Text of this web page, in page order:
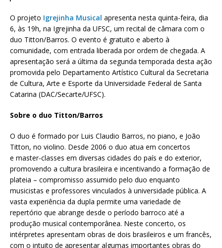
O projeto Igrejinha Musical apresenta nesta quinta-feira, dia
6, às 19h, na Igrejinha da UFSC, um recital de câmara com o
duo Titton/Barros. O evento é gratuito e aberto à
comunidade, com entrada liberada por ordem de chegada. A
apresentação será a última da segunda temporada desta ação
promovida pelo Departamento Artístico Cultural da Secretaria
de Cultura, Arte e Esporte da Universidade Federal de Santa
Catarina (DAC/Secarte/UFSC).
Sobre o duo Titton/Barros
O duo é formado por Luis Claudio Barros, no piano, e João
Titton, no violino. Desde 2006 o duo atua em concertos
e master-classes em diversas cidades do país e do exterior,
promovendo a cultura brasileira e incentivando a formação de
plateia – compromisso assumido pelo duo enquanto
musicistas e professores vinculados à universidade pública. A
vasta experiência da dupla permite uma variedade de
repertório que abrange desde o período barroco até a
produção musical contemporânea. Neste concerto, os
intérpretes apresentam obras de dois brasileiros e um francês,
com o intuito de apresentar algumas importantes obras do